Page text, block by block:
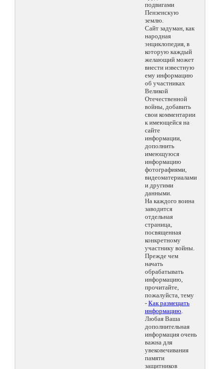
подвигами
Пензенскую
землю.
Сайт задуман, как
народная
энциклопедия, в
которую каждый
желающий может
внести известную
ему информацию
об участниках
Великой
Отечественной
войны, добавить
свои комментарии
к имеющейся на
сайте
информации,
дополнить
имеющуюся
информацию
фотографиями,
видеоматериалами
и другими
данными.
На каждого воина
заводится
отдельная
страница,
посвященная
конкретному
участнику войны.
Прежде чем
начать
обрабатывать
информацию,
прочитайте,
пожалуйста, тему
- Как размещать
информацию.
Любая Ваша
дополнительная
информация очень
важна для
увековечивания
памяти
защитников